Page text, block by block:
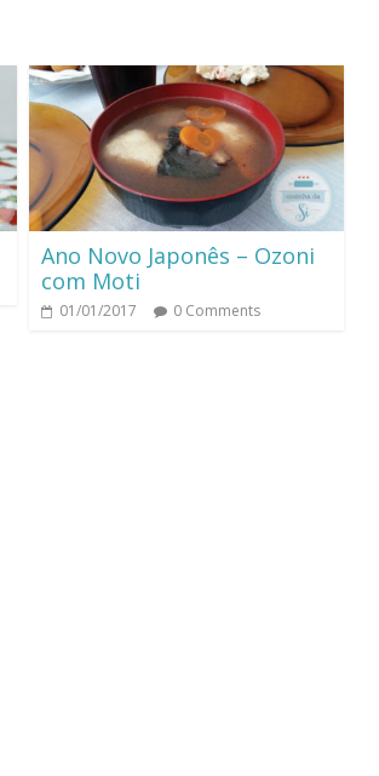
Ano Novo Japonês – Ozoni
com Moti
01/01/2017 0 Comments